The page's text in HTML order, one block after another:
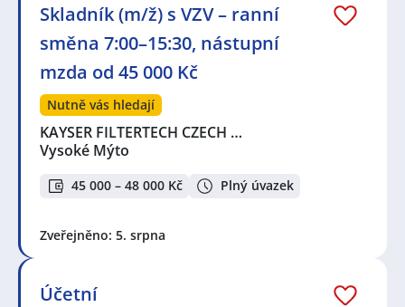
Skladník (m/ž) s VZV – ranní
směna 7:00–15:30, nástupní
mzda od 45 000 Kč
Nutně vás hledají
KAYSER FILTERTECH CZECH …
Vysoké Mýto
45 000 – 48 000 Kč Plný úvazek
Zveřejněno: 5. srpna
Účetní